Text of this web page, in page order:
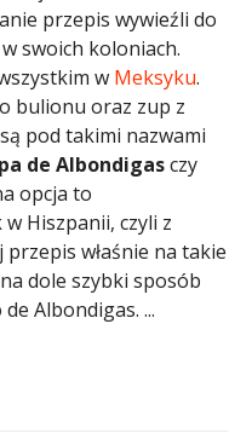
przepis wywieźli do
swoich koloniach.
w Meksyku.
bulionu oraz zup z
pod takimi nazwami
de Albondigasczy
opcja to
Hiszpanii, czyli z
przepis właśnie na takie
dole szybki sposób
Albondigas. ...